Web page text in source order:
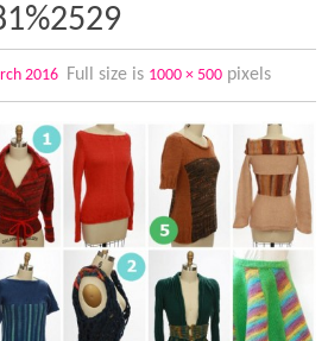
2016 Full size is 1000 × 500pixels